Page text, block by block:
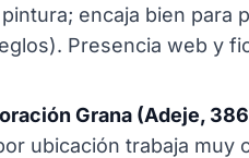
encaja bien para
Presencia web y
Grana (Adeje,
ubicación trabaja muy